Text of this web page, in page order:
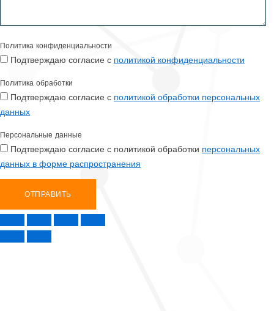
Политика конфиденциальности
Подтверждаю согласие с политикой конфиденциальности
Политика обработки
Подтверждаю согласие с политикой обработки персональных
данных
Персональные данные
Подтверждаю согласие с политикой обработки персональных
данных в форме распространения
ОТПРАВИТЬ